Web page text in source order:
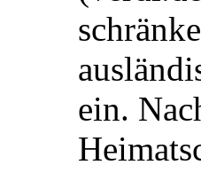
ein.